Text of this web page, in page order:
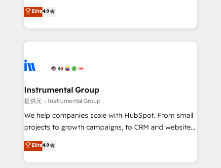
HubSpot Partner 🪴 - Sales Hub: More
implementations than any other Partner 💻 -
agency for an Ops problem. Don't hire a technical
agency for a growth problem. Hire a partner built to
operational efficiency of HubSpot. The fastest-
growing tech-enabler & facilitator, MakeWebBetter,
hands you the blend of HubSpot expertise &
eminent solutions & integrations. Trust us to
Elite Partners with 10+ years of HubSpot experience
Premier Partner 2023 🌟5 HubSpot Accreditations 🌟
Won HubSpot Theme Challenge 2021 🌟INBOUND’19
HubSpot Rising Star Why us? Harnessing the full
potential of the powerful HubSpot CRM. ✔️A team of
HubSpot experience ✔️Flexible pricing models —
Hourly-fee (assigned one Dedicated HubSpot
Elite4.9
Instrumental Group
提供元：Instrumental Group
We help companies scale with HubSpot. From small
projects to growth campaigns, to CRM and websites.
Hire an agency that's experienced in every inch of
HubSpot and willing to work hand-in-hand with your
team to simplify the complex and build a better
Elite4.9